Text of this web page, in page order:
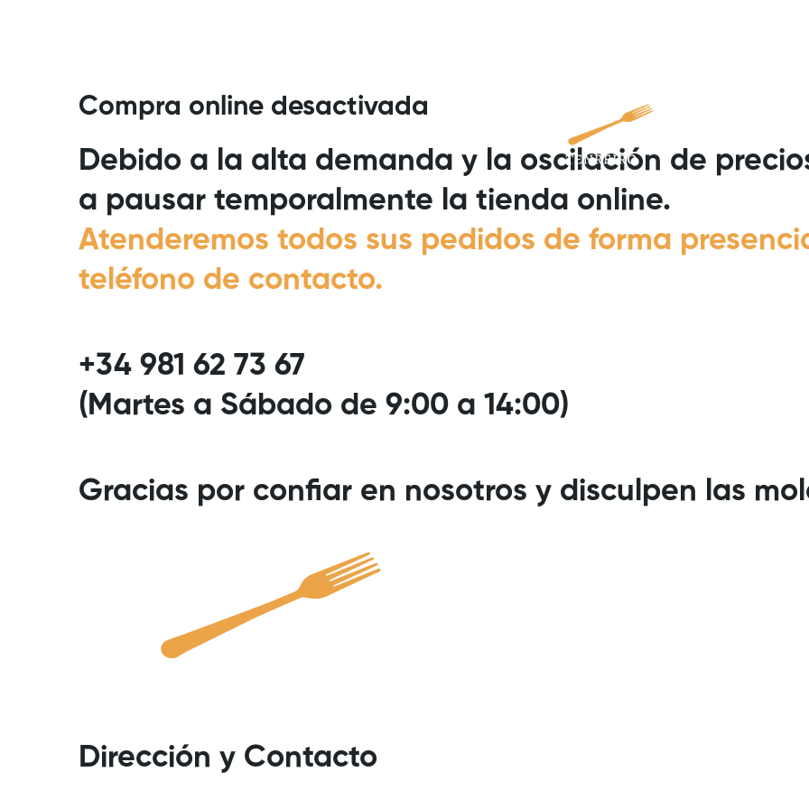
Compra
online
desactivada
Compra online desactivada
Debido a la alta demanda y la oscilación de
a pausar temporalmente la tienda online.
Atenderemos todos sus pedidos de forma
teléfono de contacto.
+34 981 62 73 67
(Martes a Sábado de 9:00 a 14:00)
Gracias por confiar en nosotros y disculpen las
Dirección y Contacto